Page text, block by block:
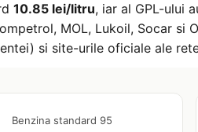
10.85 lei/litru, iar al GPL-ului
MOL, Lukoil, Socar
si site-urile oficiale ale
Benzina standard 95